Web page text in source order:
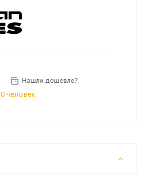
Нашли дешевле?
0 человек